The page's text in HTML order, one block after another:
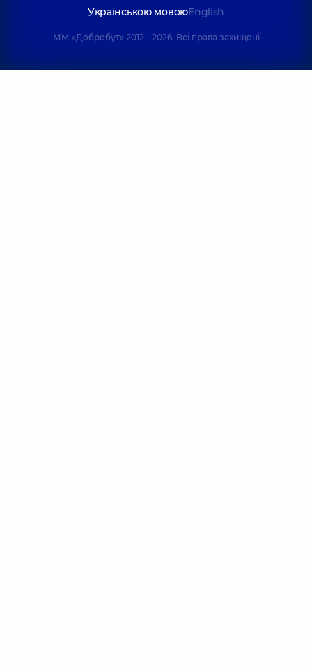
Українською мовоюEnglish
ММ «Добробут» 2012 - 2026. Всі права захищені